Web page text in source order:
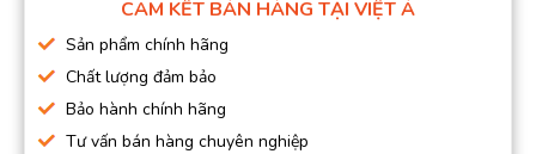
CAM KẾT BÁN HÀNG TẠI VIỆT Á
Sản phẩm chính hãng
Chất lượng đảm bảo
Bảo hành chính hãng
Tư vấn bán hàng chuyên nghiệp